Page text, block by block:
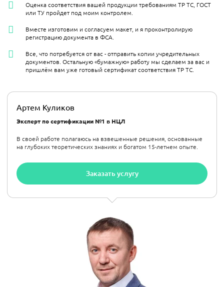
Артем Куликов
Эксперт по сертификации №1 в НЦЛ
В своей работе полагаюсь на взвешенные решения, основанные
на глубоких теоретических знаниях и богатом 15-летнем опыте.
Заказать услугу
Оценка соответствия вашей продукции требованиям ТР ТС, ГОСТ
или ТУ пройдет под моим контролем.
Вместе изготовим и согласуем макет, и я проконтролирую
регистрацию документа в ФСА.
Все, что потребуется от вас - отправить копии учредительных
документов. Остальную «бумажную» работу мы сделаем за вас и
пришлём вам уже готовый сертификат соответствия ТР ТС.